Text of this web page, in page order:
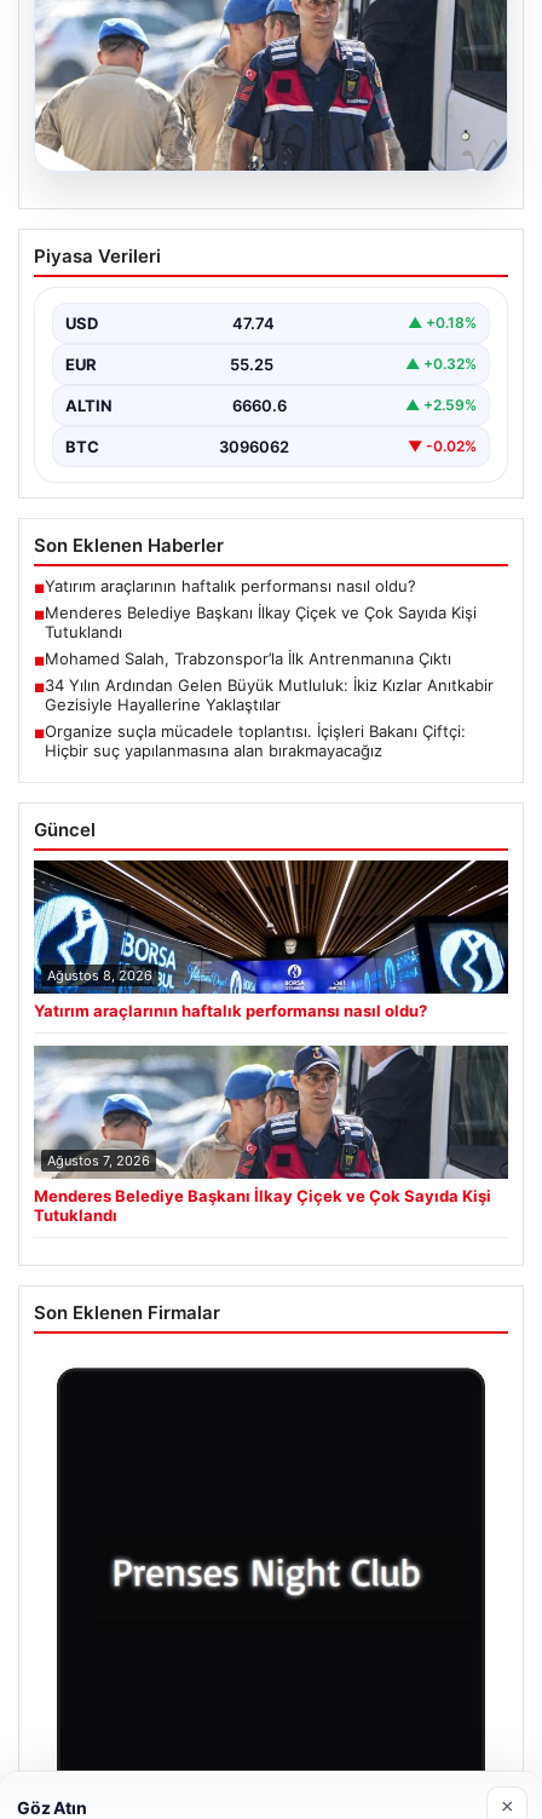
Menderes Belediye Başkanı İlkay Çiçek
ve Çok Sayıda Kişi Tutuklandı
soruşturma kapsamında, Belediye Başkanı İlkay Çiçek
ve…
Piyasa Verileri
USD 47.74 ▲ +0.18%
EUR 55.25 ▲ +0.32%
ALTIN 6660.6 ▲ +2.59%
BTC 3096062 ▼ -0.02%
Son Eklenen Haberler
■Yatırım araçlarının haftalık performansı nasıl oldu?
■Menderes Belediye Başkanı İlkay Çiçek ve Çok Sayıda Kişi
Tutuklandı
■Mohamed Salah, Trabzonspor’la İlk Antrenmanına Çıktı
■34 Yılın Ardından Gelen Büyük Mutluluk: İkiz Kızlar Anıtkabir
Gezisiyle Hayallerine Yaklaştılar
■Organize suçla mücadele toplantısı. İçişleri Bakanı Çiftçi:
Hiçbir suç yapılanmasına alan bırakmayacağız
Güncel
Ağustos 8, 2026
Yatırım araçlarının haftalık performansı nasıl oldu?
Ağustos 7, 2026
Menderes Belediye Başkanı İlkay Çiçek ve Çok Sayıda Kişi
Tutuklandı
Son Eklenen Firmalar
Göz Atın ×